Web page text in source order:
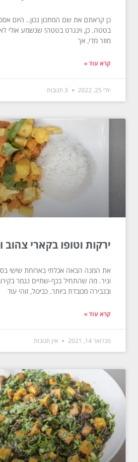
כן קראתם את שם המתכון נכון.. היום
בטטה. כן, וינגרט בטטה! שנשמע אולי
מוזר מדי, אך
קרא עוד »
יולי 25, 2022
ירקות וטופו בקארי צהוב
את המנה הבאה אכלתי בארוחת שישי
וניר. מה שהתחיל בכף-שתיים נגמר
ובנבירה מכובדת ביותר. כביכול, זוהי עוד
קרא עוד »
פברואר 14, 2021 אין תגובות